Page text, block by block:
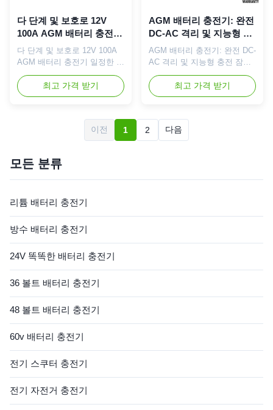
다 단계 및 보호로 12V
100A AGM 배터리 충전기
일정한 현재 위탁
다 단계 및 보호로 12V 100A
AGM 배터리 충전기 일정한 현
재 위탁 간단한 설명: 12V
100A AGM/젤 110/230Vac를
가진 깊은 주기 배터리 충전기,
12V 100A입니다. 똑똑한 최대
위탁 전압은 SLA 유형 건전지
AGM 건전지를 위한
CC, CV 그리고 뜨/물방울 단
계로 위탁하는 지적인 4개 단
어, 이 충전기 위탁할 때 빠르
전원을 사용하는 전기 차량을
아주 (자동적인 ...
최고 가격 받기
AGM 배터리 충전기: 완전
DC-AC 격리 및 지능형 충
전 잠금 장치로 비교할 수
없는 안전성
AGM 배터리 충전기: 완전 DC-
AC 격리 및 지능형 충전 잠금
장치로 비교할 수 없는 안전성
간략한 설명절대적인 안전을
위해 설계된 이 충전기는 완전
동 잠금 시스템으로 완전한 보
호를 보장합니다.전기적 위험
으로부터 차량, 모든 충전과 함
부터 완전히 분리되어 있습니
최고 가격 받기
이전 1 2 다음
모든 분류
리튬 배터리 충전기
방수 배터리 충전기
24V 똑똑한 배터리 충전기
36 볼트 배터리 충전기
48 볼트 배터리 충전기
60v 배터리 충전기
전기 스쿠터 충전기
전기 자전거 충전기